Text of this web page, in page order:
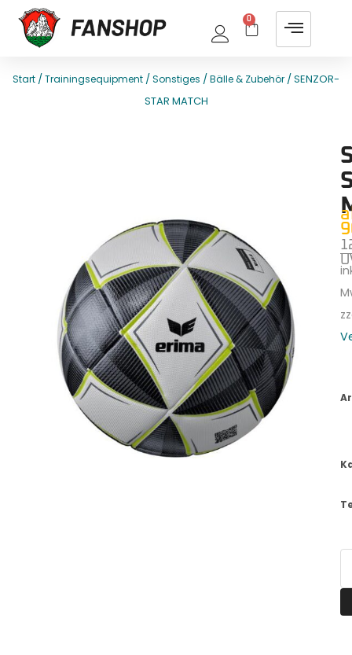
0
Start /Trainingsequipment /Sonstiges /Bälle & Zubehör/ SENZOR-
STAR MATCH